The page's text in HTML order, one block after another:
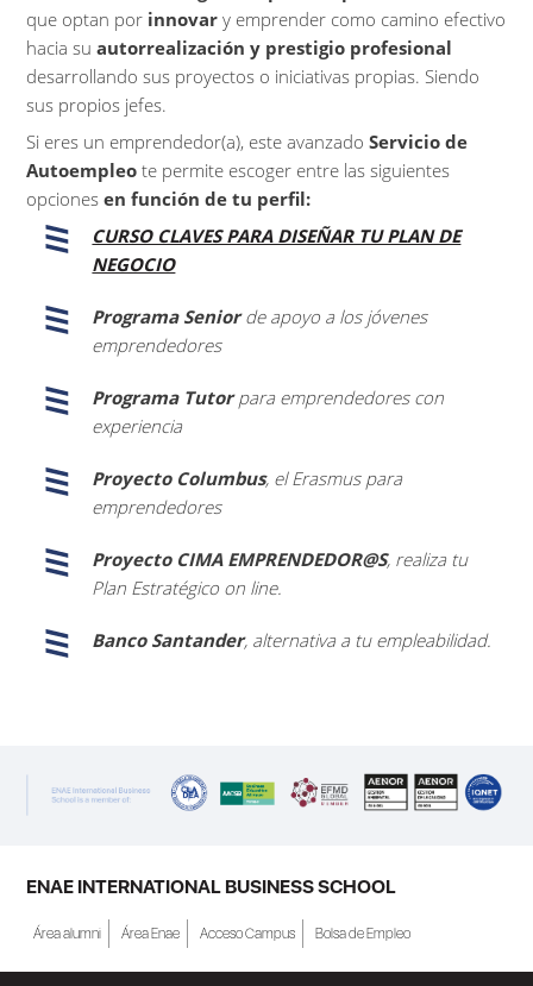
que optan por innovary emprender como camino efectivo
hacia suautorrealización y prestigio profesional
desarrollando sus proyectos o iniciativas propias. Siendo
sus propios jefes.
Si eres un emprendedor(a), este avanzadoServicio de
Autoempleote permite escoger entre las siguientes
opcionesen función de tu perfil:
CURSO CLAVES PARA DISEÑAR TU PLAN DE
NEGOCIO
Programa Seniorde apoyo a los jóvenes
emprendedores
Programa Tutorpara emprendedores con
experiencia
Proyecto Columbus, el Erasmus para
emprendedores
Proyecto CIMA EMPRENDEDOR@S, realiza tu
Plan Estratégico on line.
Banco Santander, alternativa a tu empleabilidad.
ENAE INTERNATIONAL BUSINESS SCHOOL
Área alumni Área Enae Acceso Campus Bolsa de Empleo